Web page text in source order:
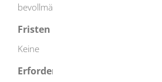
bevollmächtigten Person vertreten
Fristen
Keine
Erforderliche Unterlagen